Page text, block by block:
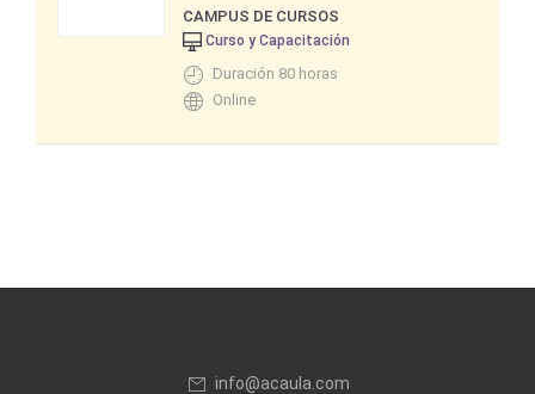
CAMPUS DE CURSOS
Curso y Capacitación
Duración 80 horas
Online
info@acaula.com